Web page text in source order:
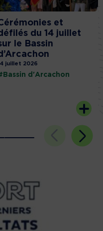
et
du 14 juillet
le Bassin
juillet 2026
d'Arcachon